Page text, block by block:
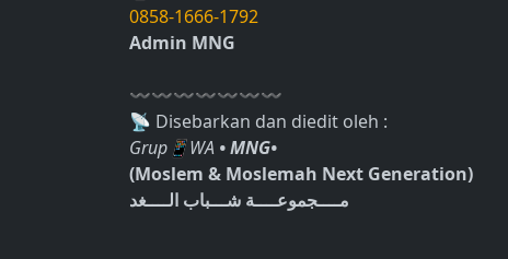
0858-1666-1792
Admin MNG
〰〰〰〰〰〰〰
📡 Disebarkan dan diedit oleh :
Grup📱WA • MNG•
(Moslem & Moslemah Next Generation)
مــــجموعــــة شـــباب الــــغد